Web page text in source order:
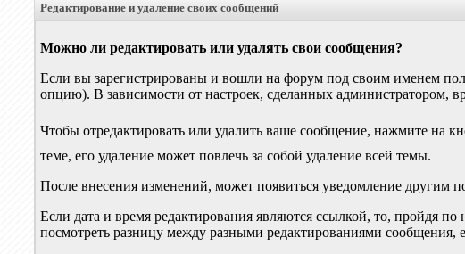
Редактирование и удаление своих сообщений
Можно ли редактировать или удалять свои сообщения?
Если вы зарегистрированы и вошли на форум под своим именем
опцию). В зависимости от настроек, сделанных администратором,
Чтобы отредактировать или удалить ваше сообщение, нажмите на
теме, его удаление может повлечь за собой удаление всей темы.
После внесения изменений, может появиться уведомление другим
Если дата и время редактирования являются ссылкой, то, пройдя
посмотреть разницу между разными редактированиями сообщения,